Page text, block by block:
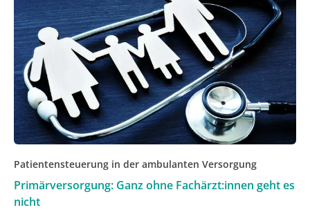
Dr. Nina Ditsch betonte. Zusätzlich unterstrichen
wurde dies durch die Verleihung der DGS-
Ehrenmitgliedschaft an die langjährige, vielseitig
engagierte Patientenvertreterin Eva Schumacher-
Wulff. Die emotionale Laudatio hielt Prof. Dr. Andreas
Schneeweiss, der (übrigens als erster Nicht-
Gynäkologe) zum Vorsitzenden der DGS gewählt
wurde.
Patientensteuerung in der ambulanten Versorgung
Primärversorgung: Ganz ohne Fachärzt:innen geht es
nicht